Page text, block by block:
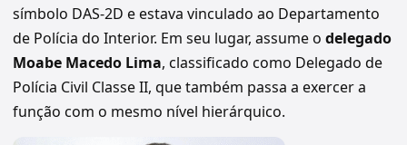
símbolo DAS-2D e estava vinculado ao Departamento
de Polícia do Interior. Em seu lugar, assume o delegado
Moabe Macedo Lima, classificado como Delegado de
Polícia Civil Classe II, que também passa a exercer a
função com o mesmo nível hierárquico.